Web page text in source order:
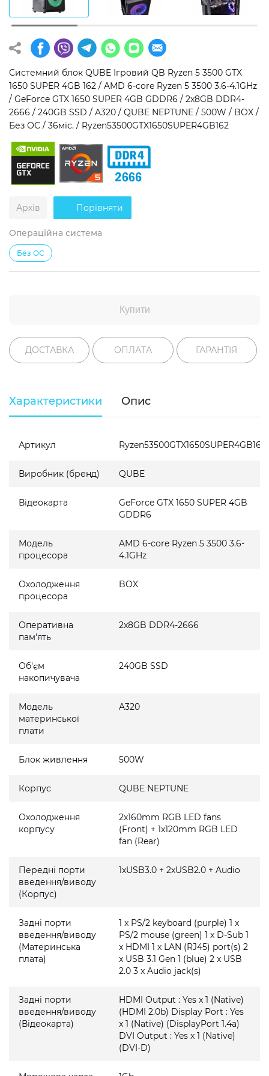
Операційна система
Windows 11 Home
Windows 11 Pro
Без ОС
Тип накопичувача
SSD
HDD
SSD + HDD
Додатково
RGB-підсвічування
Розблокований множник CPU
Надшвидкий M.2 SSD NVME
Системний блок QUBE Ігровий QB Ryzen 5 3500 GTX
1650 SUPER 4GB 162 / AMD 6-core Ryzen 5 3500 3.6-4.1GHz
/ GeForce GTX 1650 SUPER 4GB GDDR6 / 2x8GB DDR4-
2666 / 240GB SSD / A320 / QUBE NEPTUNE / 500W / BOX /
Без ОС / 36міс. / Ryzen53500GTX1650SUPER4GB162
Архів Порівняти
Операційна система
Без ОС
Купити
ДОСТАВКА ОПЛАТА ГАРАНТІЯ
Характеристики Опис
Артикул Ryzen53500GTX1650SUPER4GB162
Виробник (бренд) QUBE
Відеокарта
GeForce GTX 1650 SUPER 4GB
GDDR6
Модель
процесора
AMD 6-core Ryzen 5 3500 3.6-
4.1GHz
Охолодження
процесора
BOX
Оперативна
пам'ять
2x8GB DDR4-2666
Об'єм
накопичувача
240GB SSD
Модель
материнської
плати
A320
Блок живлення 500W
Корпус QUBE NEPTUNE
Охолодження
корпусу
2x160mm RGB LED fans
(Front) + 1x120mm RGB LED
fan (Rear)
Передні порти
введення/виводу
(Корпус)
1xUSB3.0 + 2xUSB2.0 + Audio
Задні порти
введення/виводу
(Материнська
плата)
1 x PS/2 keyboard (purple) 1 x
PS/2 mouse (green) 1 x D-Sub 1
x HDMI 1 x LAN (RJ45) port(s) 2
x USB 3.1 Gen 1 (blue) 2 x USB
2.0 3 x Audio jack(s)
Задні порти
введення/виводу
(Відеокарта)
HDMI Output : Yes x 1 (Native)
(HDMI 2.0b) Display Port : Yes
x 1 (Native) (DisplayPort 1.4a)
DVI Output : Yes x 1 (Native)
(DVI-D)